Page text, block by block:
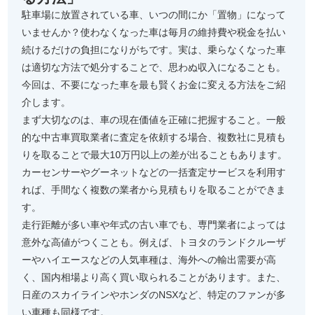
駐車場に放置されている車、いつの間にか「置物」になって
いませんか？使わなくなった車は毎月の維持費や税金を払い
続けるだけの負担になりがちです。実は、乗らなくなった車
は適切な方法で処分することで、思わぬ収入になることも。
今回は、不要になった車を最も賢くお金に変える方法をご紹
介します。
まず大切なのは、車の現在価値を正確に把握すること。一般
的な中古車買取業者に査定を依頼する場合、複数社に見積も
りを取ることで最大10万円以上の差が出ることもあります。
カーセンサーやグーネットなどの一括査定サービスを利用す
れば、手間なく複数の業者から見積もりを取ることができま
す。
走行距離が多い車や年式の古い車でも、専門業者によっては
意外な高値がつくことも。例えば、トヨタのランドクルーザ
ーやハイエースなどの人気車種は、海外への輸出需要が高
く、国内相場より高く買い取られることがあります。また、
日産のスカイラインやホンダのNSXなど、特定のファンが多
い車種も同様です。